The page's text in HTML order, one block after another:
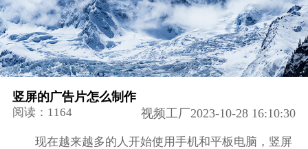
竖屏的广告片怎么制作
阅读：1164 视频工厂2023-10-28 16:10:30
现在越来越多的人开始使用手机和平板电脑，竖屏